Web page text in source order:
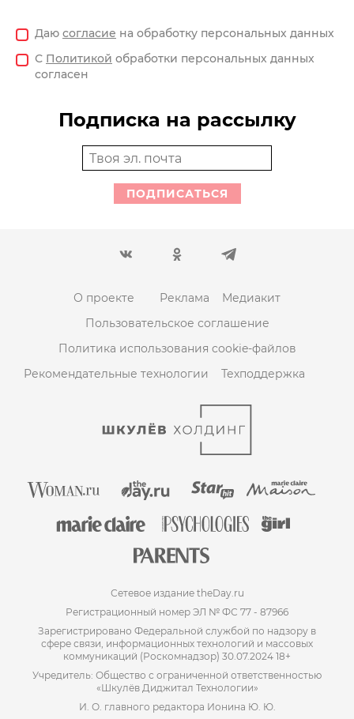
Даю согласие на обработку персональных данных
С Политикой обработки персональных данных
согласен
Подписка на рассылку
ПОДПИСАТЬСЯ
О проекте Реклама
Медиакит
Пользовательское соглашение
Политика использования cookie-файлов
Рекомендательные технологии
Техподдержка
Сетевое издание theDay.ru
Регистрационный номер ЭЛ № ФС 77 - 87966
Зарегистрировано Федеральной службой по надзору в
сфере связи, информационных технологий и массовых
коммуникаций (Роскомнадзор) 30.07.2024 18+
Учредитель: Общество с ограниченной ответственностью
«Шкулёв Диджитал Технологии»
И. О. главного редактора Ионина Ю. Ю.